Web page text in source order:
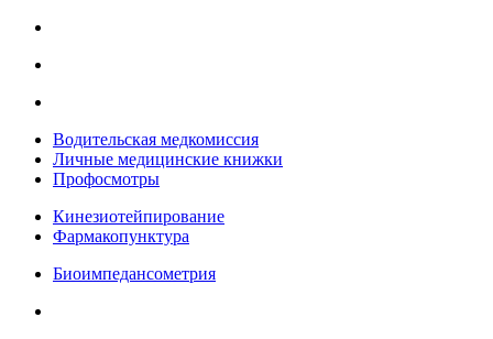
Водительская медкомиссия
Личные медицинские книжки
Профосмотры
Кинезиотейпирование
Фармакопунктура
Биоимпедансометрия